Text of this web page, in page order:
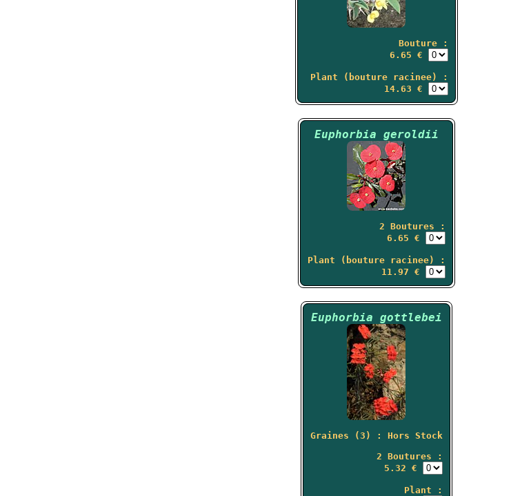
Bouture :
6.65 €
Plant (bouture racinee) :
14.63 €
Euphorbia geroldii
2 Boutures :
6.65 €
Plant (bouture racinee) :
11.97 €
Euphorbia gottlebei
Graines (3) : Hors Stock
2 Boutures :
5.32 €
Plant :